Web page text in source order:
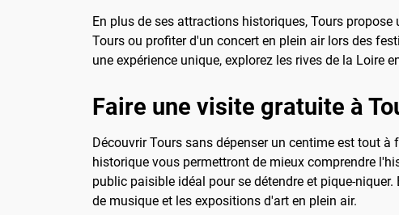
En plus de ses attractions historiques, Tours
Tours ou profiter d'un concert en plein air lors des
une expérience unique, explorez les rives de la
Faire une visite gratuite à
Découvrir Tours sans dépenser un centime est tout
historique vous permettront de mieux comprendre
public paisible idéal pour se détendre et pique-
de musique et les expositions d'art en plein air.